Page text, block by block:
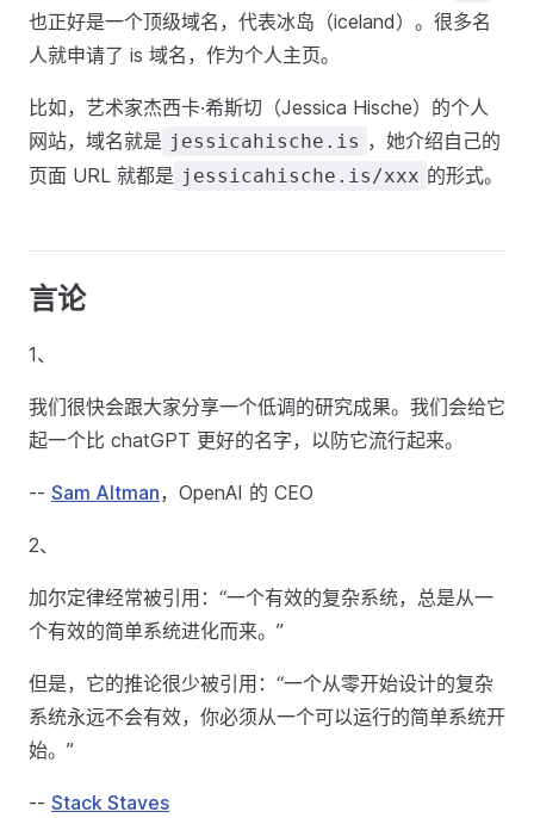
也正好是一个顶级域名，代表冰岛（iceland）。很多名
人就申请了 is 域名，作为个人主页。
比如，艺术家杰西卡·希斯切（Jessica Hische）的个人
网站，域名就是 jessicahische.is ，她介绍自己的
页面 URL 就都是 jessicahische.is/xxx 的形式。
言论
1、
我们很快会跟大家分享一个低调的研究成果。我们会给它
起一个比 chatGPT 更好的名字，以防它流行起来。
-- Sam Altman，OpenAI 的 CEO
2、
加尔定律经常被引用：“一个有效的复杂系统，总是从一
个有效的简单系统进化而来。”
但是，它的推论很少被引用：“一个从零开始设计的复杂
系统永远不会有效，你必须从一个可以运行的简单系统开
始。”
-- Stack Staves